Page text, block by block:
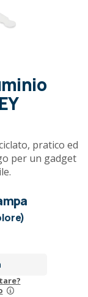
pratico ed
per un gadget